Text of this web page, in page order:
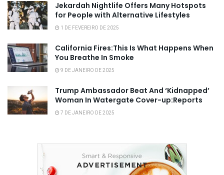
Jekardah Nightlife Offers Many Hotspots
for People with Alternative Lifestyles
1 DE FEVEREIRO DE 2025
California Fires:This Is What Happens When
You Breathe In Smoke
9 DE JANEIRO DE 2025
Trump Ambassador Beat And ‘Kidnapped’
Woman In Watergate Cover-up:Reports
7 DE JANEIRO DE 2025